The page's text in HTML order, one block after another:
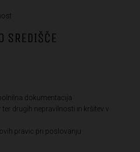
SREDIŠČE
dokumentacija
drugih nepravilnosti in kršitev v
pravic pri poslovanju